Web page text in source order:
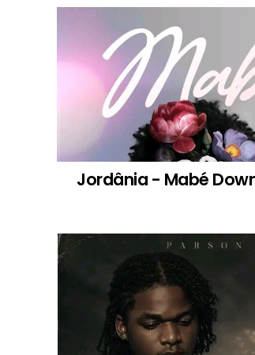
Jordânia - Mabé